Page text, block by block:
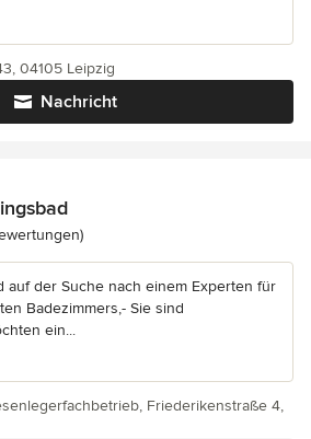
Nachricht
04105 Leipzig
5 von 5 Sternen
auf der Suche nach einem Experten für
Badezimmers,- Sie sind
ein...
Friederikenstraße 4,